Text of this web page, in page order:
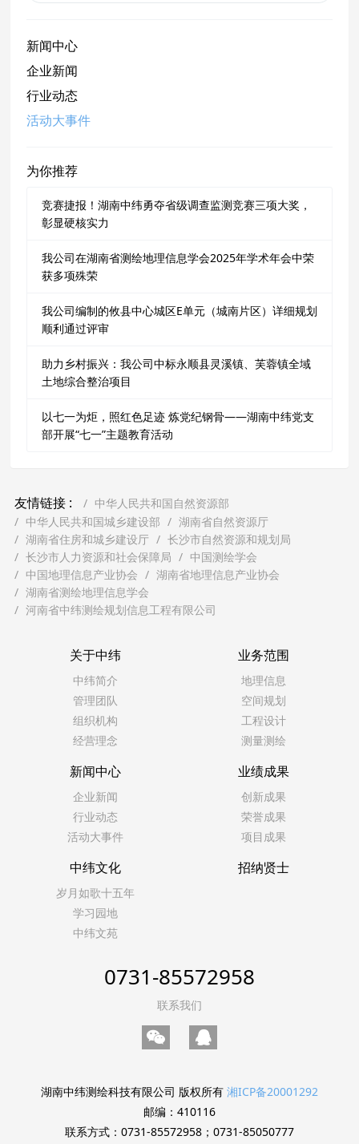
新闻中心
企业新闻
行业动态
活动大事件
为你推荐
竞赛捷报！湖南中纬勇夺省级调查监测竞赛三项大奖，
彰显硬核实力
我公司在湖南省测绘地理信息学会2025年学术年会中荣
获多项殊荣
我公司编制的攸县中心城区E单元（城南片区）详细规划
顺利通过评审
助力乡村振兴：我公司中标永顺县灵溪镇、芙蓉镇全域
土地综合整治项目
以七一为炬，照红色足迹 炼党纪钢骨——湖南中纬党支
部开展“七一”主题教育活动
友情链接 :
中华人民共和国自然资源部
中华人民共和国城乡建设部
湖南省自然资源厅
湖南省住房和城乡建设厅
长沙市自然资源和规划局
长沙市人力资源和社会保障局
中国测绘学会
中国地理信息产业协会
湖南省地理信息产业协会
湖南省测绘地理信息学会
河南省中纬测绘规划信息工程有限公司
关于中纬
中纬简介
管理团队
组织机构
经营理念
业务范围
地理信息
空间规划
工程设计
测量测绘
新闻中心
企业新闻
行业动态
活动大事件
业绩成果
创新成果
荣誉成果
项目成果
中纬文化
岁月如歌十五年
学习园地
中纬文苑
招纳贤士
0731-85572958
联系我们
湖南中纬测绘科技有限公司 版权所有 湘ICP备20001292
邮编：410116
联系方式：0731-85572958；0731-85050777